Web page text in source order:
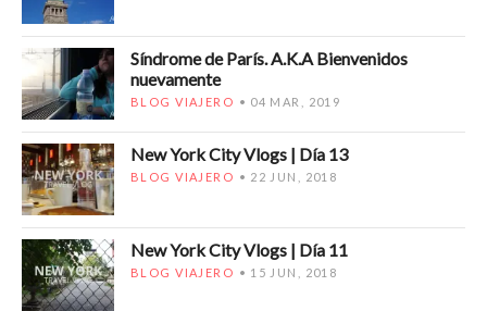
Síndrome de París. A.K.A Bienvenidos
nuevamente
BLOG VIAJERO 04 MAR, 2019
New York City Vlogs | Día 13
BLOG VIAJERO 22 JUN, 2018
New York City Vlogs | Día 11
BLOG VIAJERO 15 JUN, 2018